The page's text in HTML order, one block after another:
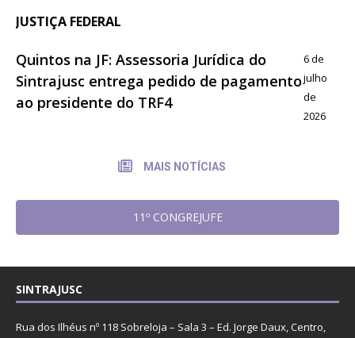
JUSTIÇA FEDERAL
Quintos na JF: Assessoria Jurídica do
Sintrajusc entrega pedido de pagamento
ao presidente do TRF4
6 de
julho
de
2026
MAIS NOTÍCIAS
11º CONGREJUFE
SINTRAJUSC
Rua dos Ilhéus nº 118 Sobreloja – Sala 3 – Ed. Jorge Daux, Centro,